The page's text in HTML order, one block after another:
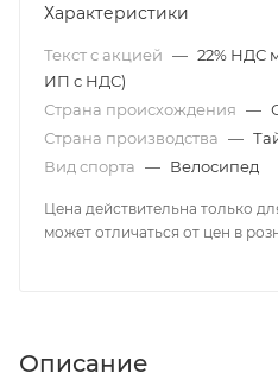
Характеристики
Текст с акцией — 22% НДС
ИП с НДС)
Страна происхождения —
Страна производства —
Вид спорта — Велосипед
Цена действительна только
может отличаться от цен в
Описание